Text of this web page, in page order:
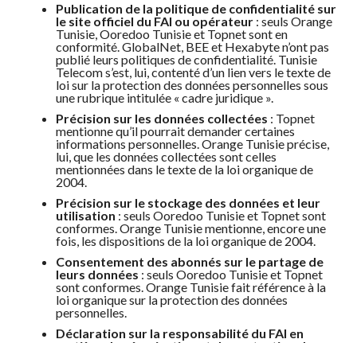
Publication de la politique de confidentialité sur
le site officiel du FAI ou opérateur : seuls Orange
Tunisie, Ooredoo Tunisie et Topnet sont en
conformité. GlobalNet, BEE et Hexabyte n’ont pas
publié leurs politiques de confidentialité. Tunisie
Telecom s’est, lui, contenté d’un lien vers le texte de
loi sur la protection des données personnelles sous
une rubrique intitulée « cadre juridique ».
Précision sur les données collectées : Topnet
mentionne qu’il pourrait demander certaines
informations personnelles. Orange Tunisie précise,
lui, que les données collectées sont celles
mentionnées dans le texte de la loi organique de
2004.
Précision sur le stockage des données et leur
utilisation : seuls Ooredoo Tunisie et Topnet sont
conformes. Orange Tunisie mentionne, encore une
fois, les dispositions de la loi organique de 2004.
Consentement des abonnés sur le partage de
leurs données : seuls Ooredoo Tunisie et Topnet
sont conformes. Orange Tunisie fait référence à la
loi organique sur la protection des données
personnelles.
Déclaration sur la responsabilité du FAI en